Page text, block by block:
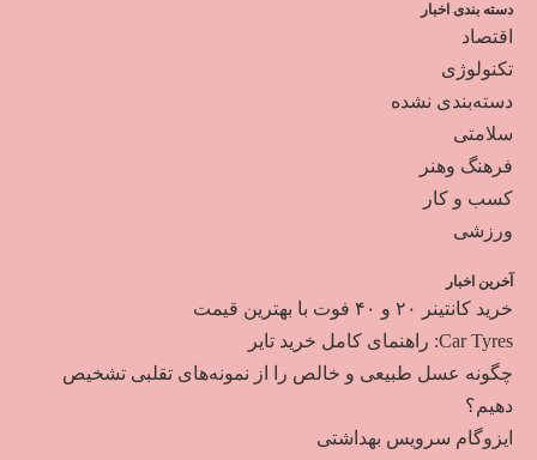
دسته بندی اخبار
اقتصاد
تکنولوژی
دسته‌بندی نشده
سلامتی
فرهنگ وهنر
کسب و کار
ورزشی
آخرین اخبار
خرید کانتینر ۲۰ و ۴۰ فوت با بهترین قیمت
Car Tyres: راهنمای کامل خرید تایر
چگونه عسل طبیعی و خالص را از نمونه‌های تقلبی تشخیص
دهیم؟
ایزوگام سرویس بهداشتی